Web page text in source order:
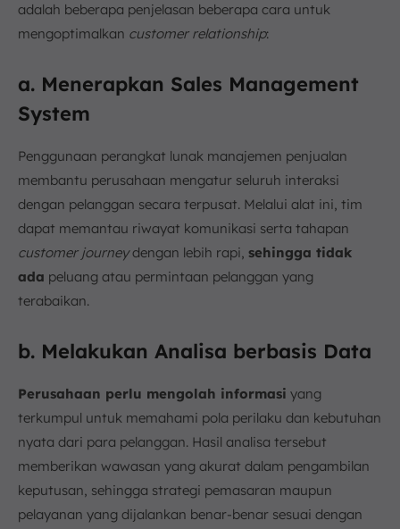
adalah beberapa penjelasan beberapa cara untuk
mengoptimalkan customer relationship:
a. Menerapkan Sales Management
System
Penggunaan perangkat lunak manajemen penjualan
membantu perusahaan mengatur seluruh interaksi
dengan pelanggan secara terpusat. Melalui alat ini, tim
dapat memantau riwayat komunikasi serta tahapan
customer journeydengan lebih rapi, sehingga tidak
ada peluang atau permintaan pelanggan yang
terabaikan.
b. Melakukan Analisa berbasis Data
Perusahaan perlu mengolah informasi yang
terkumpul untuk memahami pola perilaku dan kebutuhan
nyata dari para pelanggan. Hasil analisa tersebut
memberikan wawasan yang akurat dalam pengambilan
keputusan, sehingga strategi pemasaran maupun
pelayanan yang dijalankan benar-benar sesuai dengan